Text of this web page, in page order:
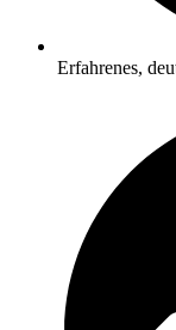
Erfahrenes,